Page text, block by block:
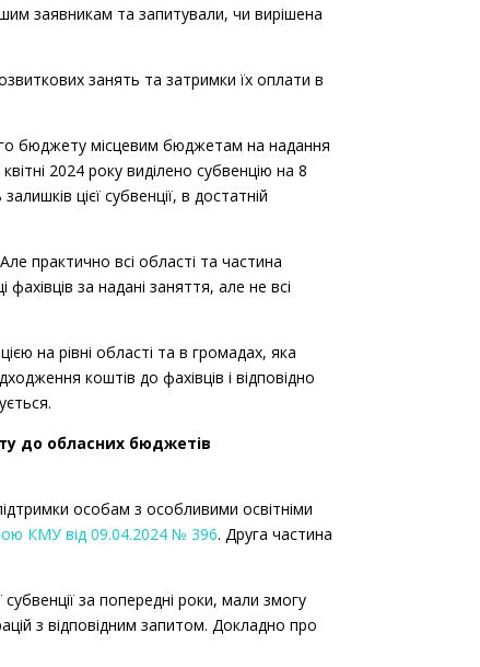
дітьми з ООП
заняття
заняття
заняття
заняття
субвенції для підтримки
заявникам та запитували, чи вирішена
занять та затримки їх оплати в
бюджету місцевим бюджетам на надання
2024 року виділено субвенцію на 8
цієї субвенції, в достатній
практично всі області та частина
за надані заняття, але не всі
на рівні області та в громадах, яка
коштів до фахівців і відповідно
до обласних бюджетів
особам з особливими освітніми
КМУ від 09.04.2024 № 396. Друга частина
за попередні роки, мали змогу
з відповідним запитом. Докладно про